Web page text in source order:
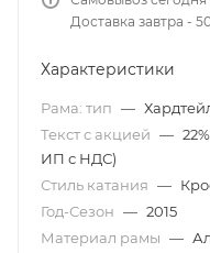
Доставка завтра -
Характеристики
Рама: тип —
Текст с акцией —
ИП с НДС)
Стиль катания —
Год-Сезон — 2015
Материал рамы —